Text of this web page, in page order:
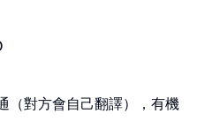
（對方會自己翻譯），有機